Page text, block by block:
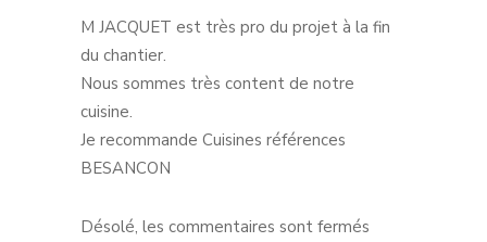
M JACQUET est très pro du projet à la fin
du chantier.
Nous sommes très content de notre
cuisine.
Je recommande Cuisines références
BESANCON
Désolé, les commentaires sont fermés